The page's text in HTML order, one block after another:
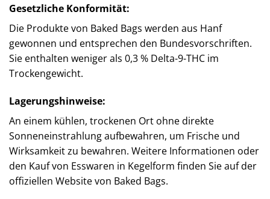
Gesetzliche Konformität:
Die Produkte von Baked Bags werden aus Hanf
gewonnen und entsprechen den Bundesvorschriften.
Sie enthalten weniger als 0,3 % Delta-9-THC im
Trockengewicht. ​
Lagerungshinweise:
An einem kühlen, trockenen Ort ohne direkte
Sonneneinstrahlung aufbewahren, um Frische und
Wirksamkeit zu bewahren.​ Weitere Informationen oder
den Kauf von Esswaren in Kegelform finden Sie auf der
offiziellen Website von Baked Bags.